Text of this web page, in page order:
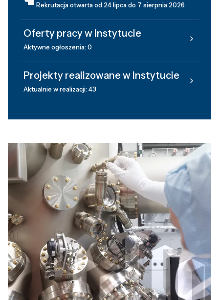
Rekrutacja otwarta od 24 lipca do 7 sierpnia 2026
Oferty pracy w Instytucie
Aktywne ogłoszenia: 0
Projekty realizowane w Instytucie
Aktualnie w realizacji: 43